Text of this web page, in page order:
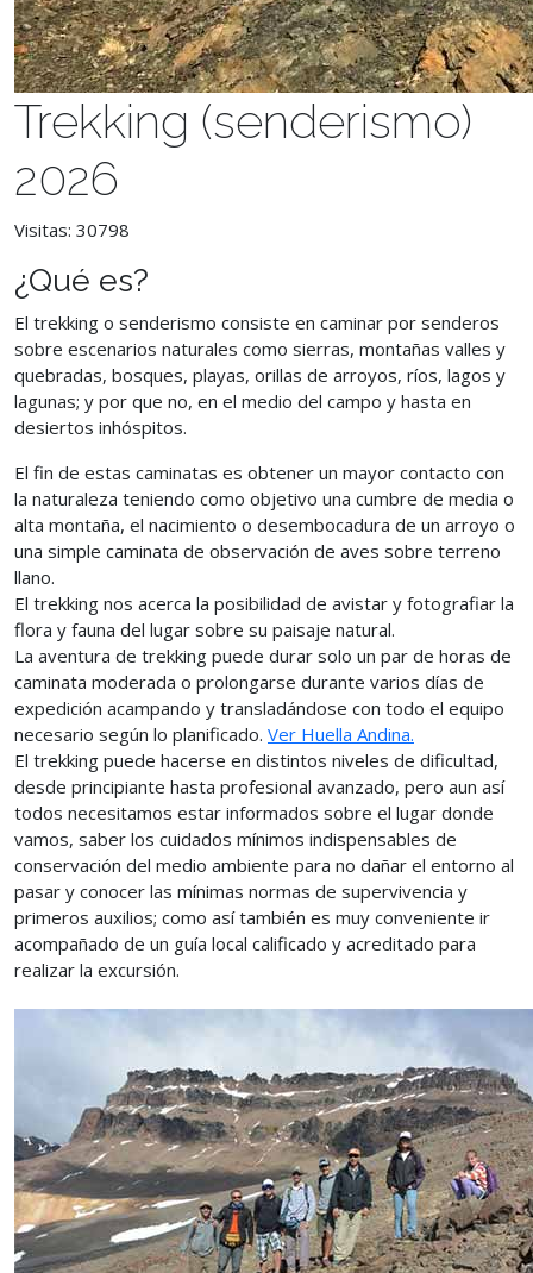
Trekking (senderismo)
2026
Visitas: 30798
¿Qué es?
El trekking o senderismo consiste en caminar por senderos
sobre escenarios naturales como sierras, montañas valles y
quebradas, bosques, playas, orillas de arroyos, ríos, lagos y
lagunas; y por que no, en el medio del campo y hasta en
desiertos inhóspitos.
El fin de estas caminatas es obtener un mayor contacto con
la naturaleza teniendo como objetivo una cumbre de media o
alta montaña, el nacimiento o desembocadura de un arroyo o
una simple caminata de observación de aves sobre terreno
llano.
El trekking nos acerca la posibilidad de avistar y fotografiar la
flora y fauna del lugar sobre su paisaje natural.
La aventura de trekking puede durar solo un par de horas de
caminata moderada o prolongarse durante varios días de
expedición acampando y transladándose con todo el equipo
necesario según lo planificado. Ver Huella Andina.
El trekking puede hacerse en distintos niveles de dificultad,
desde principiante hasta profesional avanzado, pero aun así
todos necesitamos estar informados sobre el lugar donde
vamos, saber los cuidados mínimos indispensables de
conservación del medio ambiente para no dañar el entorno al
pasar y conocer las mínimas normas de supervivencia y
primeros auxilios; como así también es muy conveniente ir
acompañado de un guía local calificado y acreditado para
realizar la excursión.